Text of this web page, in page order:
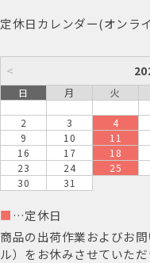
定休日カレンダー(オンラ
<
日 月 火
2
3 4
9
10 11
16
17 18
23
24 25
30
31
■ …定休日
商品の出荷作業およびお
ル）をお休みさせていただ